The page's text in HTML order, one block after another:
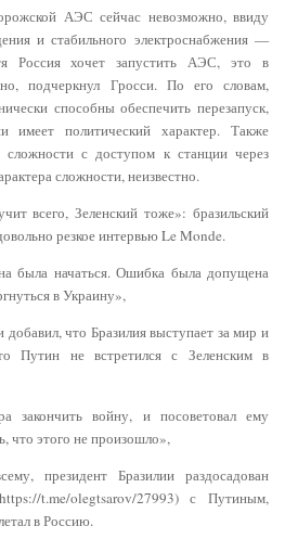
АЭС сейчас невозможно, ввиду
и стабильного электроснабжения —
Россия хочет запустить АЭС, это в
подчеркнул Гросси. По его словам,
способны обеспечить перезапуск,
имеет политический характер. Также
с доступом к станции через
сложности, неизвестно.
всего, Зеленский тоже»: бразильский
резкое интервью Le Monde.
была начаться. Ошибка была допущена
в Украину»,
добавил, что Бразилия выступает за мир и
Путин не встретился с Зеленским в
закончить войну, и посоветовал ему
что этого не произошло»,
президент Бразилии раздосадован
t.me/olegtsarov/27993) с Путиным,
в Россию.